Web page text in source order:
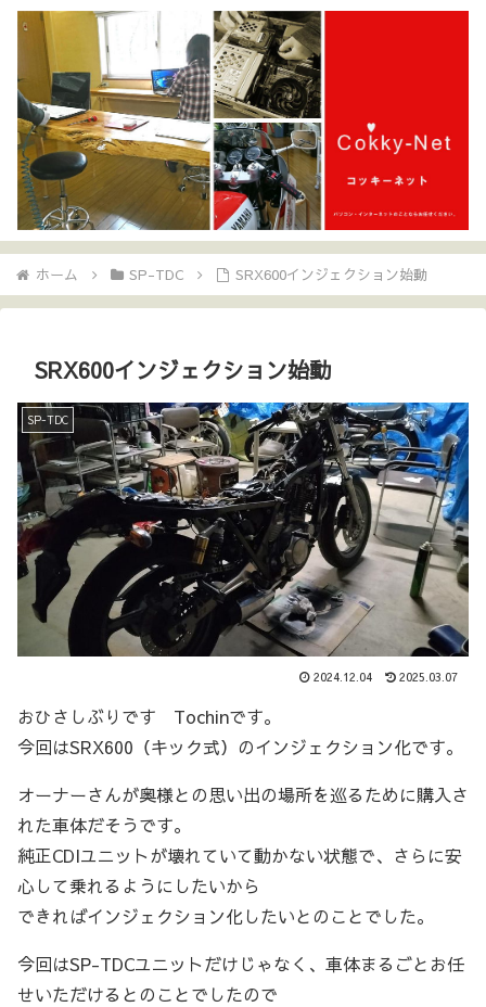
ホーム SP-TDC SRX600インジェクション始動
SRX600インジェクション始動
SP-TDC
2024.12.04 2025.03.07
おひさしぶりです Tochinです。
今回はSRX600（キック式）のインジェクション化です。
オーナーさんが奥様との思い出の場所を巡るために購入さ
れた車体だそうです。
純正CDIユニットが壊れていて動かない状態で、さらに安
心して乗れるようにしたいから
できればインジェクション化したいとのことでした。
今回はSP-TDCユニットだけじゃなく、車体まるごとお任
せいただけるとのことでしたので